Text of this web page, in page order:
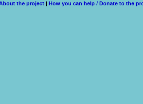
the project How you can help / Donate to the